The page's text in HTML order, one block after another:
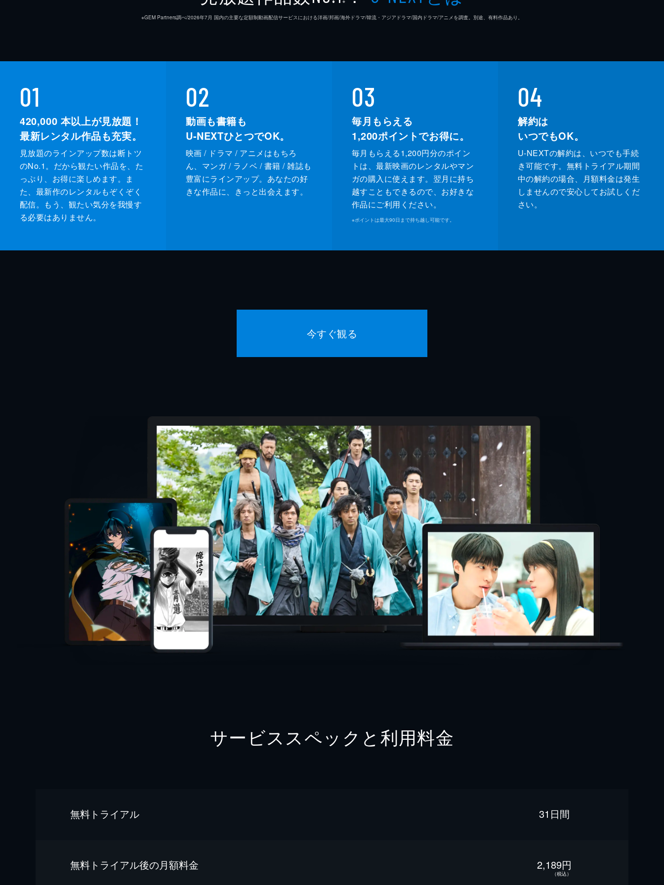
※GEM Partners調べ/2026年7⽉ 国内の主要な定額制動画配信サービスにおける洋画/邦画/海外ドラマ/韓流・アジアドラマ/国内ドラマ/アニメを調査。別途、有料作品あり。
01
420,000 本以上が見放題！
最新レンタル作品も充実。
見放題のラインアップ数は断トツ
のNo.1。だから観たい作品を、た
っぷり、お得に楽しめます。ま
た、最新作のレンタルもぞくぞく
配信。もう、観たい気分を我慢す
る必要はありません。
02
動画も書籍も
U-NEXTひとつでOK。
映画 / ドラマ / アニメはもちろ
ん、マンガ / ラノベ / 書籍 / 雑誌も
豊富にラインアップ。あなたの好
きな作品に、きっと出会えます。
03
毎月もらえる
1,200ポイントでお得に。
毎月もらえる1,200円分のポイン
トは、最新映画のレンタルやマン
ガの購入に使えます。翌月に持ち
越すこともできるので、お好きな
作品にご利用ください。
※ポイントは最大90日まで持ち越し可能です。
04
解約は
いつでもOK。
U-NEXTの解約は、いつでも手続
き可能です。無料トライアル期間
中の解約の場合、月額料金は発生
しませんので安心してお試しくだ
さい。
今すぐ観る
サービススペックと利用料金
無料トライアル 31日間
無料トライアル後の⽉額料金 2,189円
（税込）